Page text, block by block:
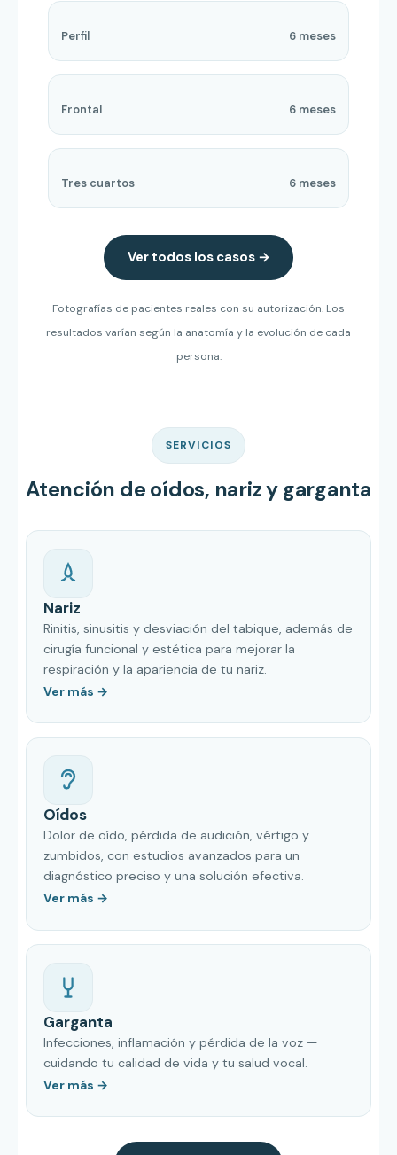
ANTES DESPUÉS
Perfil 6 meses
ANTES DESPUÉS
Frontal 6 meses
ANTES DESPUÉS
Tres cuartos 6 meses
Ver todos los casos →
Fotografías de pacientes reales con su autorización. Los
resultados varían según la anatomía y la evolución de cada
persona.
SERVICIOS
Atención de oídos, nariz y garganta
Nariz
Rinitis, sinusitis y desviación del tabique, además de
cirugía funcional y estética para mejorar la
respiración y la apariencia de tu nariz.
Ver más →
Oídos
Dolor de oído, pérdida de audición, vértigo y
zumbidos, con estudios avanzados para un
diagnóstico preciso y una solución efectiva.
Ver más →
Garganta
Infecciones, inflamación y pérdida de la voz —
cuidando tu calidad de vida y tu salud vocal.
Ver más →